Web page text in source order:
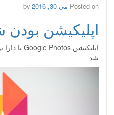
Posted on می 30, 2016
اپلیکیشن بودن
شد